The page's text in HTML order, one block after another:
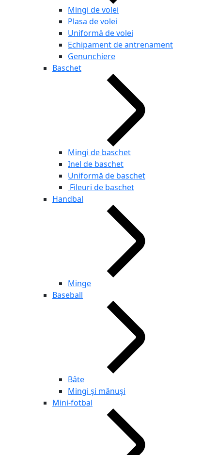
Mingi de volei
Plasa de volei
Uniformă de volei
Echipament de antrenament
Genunchiere
Baschet
Mingi de baschet
Inel de baschet
Uniformă de baschet
Fileuri de baschet
Handbal
Minge
Baseball
Bâte
Mingi și mănuși
Mini-fotbal